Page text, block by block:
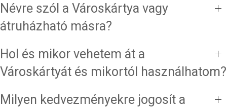
Névre szól a Városkártya vagy
átruházható másra?
Hol és mikor vehetem át a
Városkártyát és mikortól használhatom?
Milyen kedvezményekre jogosít a